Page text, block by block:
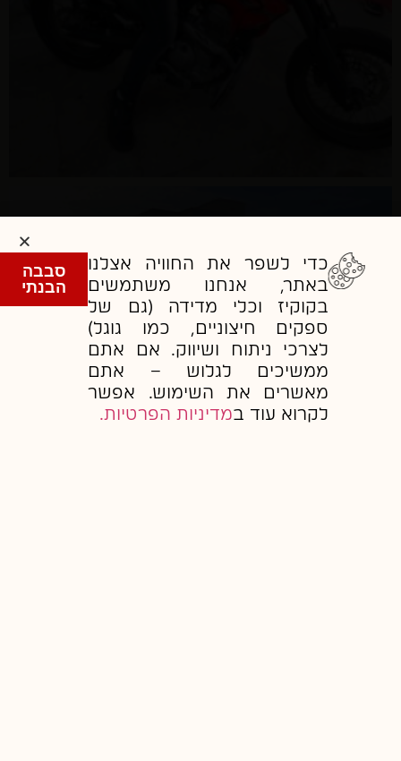
כדי לשפר את החוויה אצלנו
באתר, אנחנו משתמשים
בקוקיז וכלי מדידה (גם של
ספקים חיצוניים, כמו גוגל)
לצרכי ניתוח ושיווק. אם אתם
ממשיכים לגלוש – אתם
מאשרים את השימוש. אפשר
לקרוא עוד במדיניות הפרטיות.
סבבה
הבנתי